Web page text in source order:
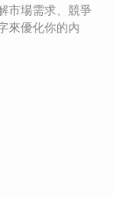
市場需求、競爭
來優化你的內